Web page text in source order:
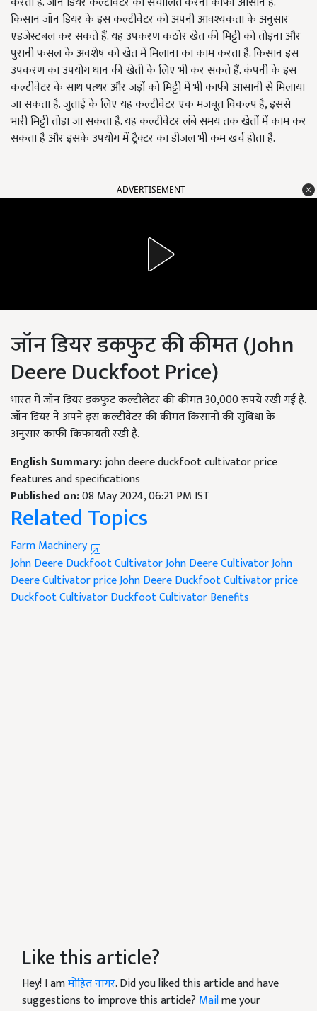
किसान जॉन डियर के इस कल्टीवेटर को अपनी आवश्यकता के अनुसार
एडजेस्टबल कर सकते हैं. यह उपकरण कठोर खेत की मिट्टी को तोड़ना और
पुरानी फसल के अवशेष को खेत में मिलाना का काम करता है. किसान इस
उपकरण का उपयोग धान की खेती के लिए भी कर सकते हैं. कंपनी के इस
कल्टीवेटर के साथ पत्थर और जड़ों को मिट्टी में भी काफी आसानी से मिलाया
जा सकता है. जुताई के लिए यह कल्टीवेटर एक मजबूत विकल्प है, इससे
भारी मिट्टी तोड़ा जा सकता है. यह कल्टीवेटर लंबे समय तक खेतों में काम कर
सकता है और इसके उपयोग में ट्रैक्टर का डीजल भी कम खर्च होता है.
ADVERTISEMENT
जॉन डियर डकफुट की कीमत (John
Deere Duckfoot Price)
भारत में जॉन डियर डकफुट कल्टीलेटर की कीमत 30,000 रुपये रखी गई है.
जॉन डियर ने अपने इस कल्टीवेटर की कीमत किसानों की सुविधा के
अनुसार काफी किफायती रखी है.
English Summary:john deere duckfoot cultivator price
features and specifications
Published on:08 May 2024, 06:21 PM IST
Related Topics
Farm Machinery
John Deere Duckfoot CultivatorJohn Deere CultivatorJohn
Deere Cultivator priceJohn Deere Duckfoot Cultivator price
Duckfoot CultivatorDuckfoot Cultivator Benefits
Like this article?
Hey! I amमोहित नागर. Did you liked this article and have
suggestions to improve this article? Mailme your